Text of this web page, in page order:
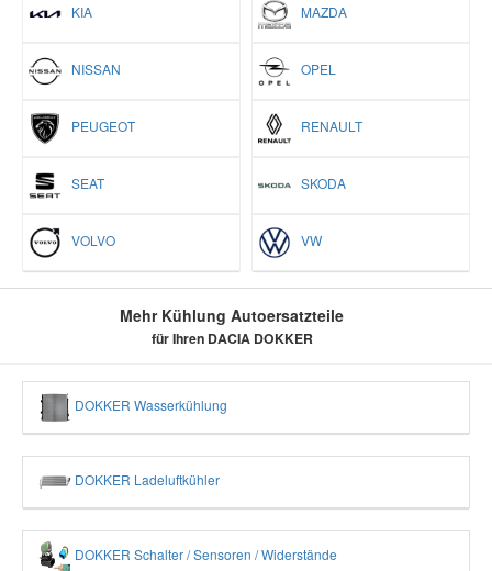
KIA MAZDA
NISSAN OPEL
PEUGEOT RENAULT
SEAT SKODA
VOLVO VW
Mehr Kühlung Autoersatzteile
für Ihren DACIA DOKKER
DOKKER Wasserkühlung
DOKKER Ladeluftkühler
DOKKER Schalter / Sensoren / Widerstände